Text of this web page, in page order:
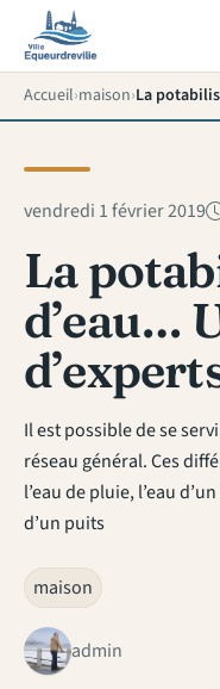
Accueil maison La
vendredi 1 février 2019
La
d’eau…
Il est possible de se
réseau général. Ces
l’eau de pluie, l’eau
d’un puits
maison
admin